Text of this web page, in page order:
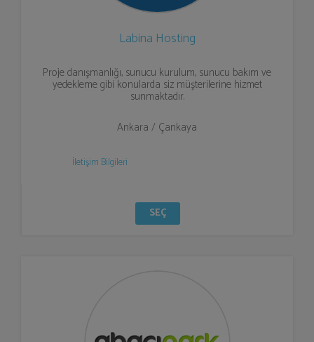
Labina Hosting
Proje danışmanlığı, sunucu kurulum, sunucu bakım ve
yedekleme gibi konularda siz müşterilerine hizmet
sunmaktadır.
Ankara / Çankaya
İletişim Bilgileri
SEÇ